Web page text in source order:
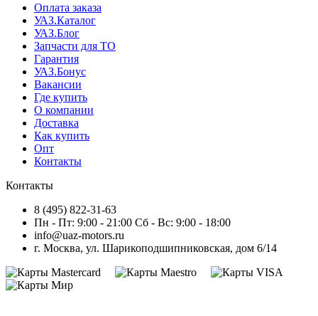
Оплата заказа
УАЗ.Каталог
УАЗ.Блог
Запчасти для ТО
Гарантия
УАЗ.Бонус
Вакансии
Где купить
О компании
Доставка
Как купить
Опт
Контакты
Контакты
8 (495) 822-31-63
Пн - Пт: 9:00 - 21:00 Сб - Вс: 9:00 - 18:00
info@uaz-motors.ru
г. Москва, ул. Шарикоподшипниковская, дом 6/14